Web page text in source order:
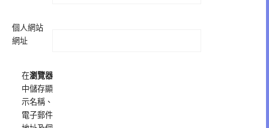
個人網站
網址
在瀏覽器
中儲存顯
示名稱、
電子郵件